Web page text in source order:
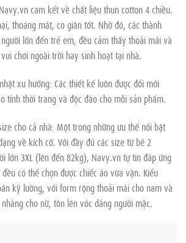
cam kết về chất liệu thun cotton 4 chiều.
thoáng mát, co giãn tốt. Nhờ đó, các thành
lớn đến trẻ em, đều cảm thấy thoải mái và
chơi ngoài trời hay sinh hoạt tại nhà.
xu hướng: Các thiết kế luôn được đổi mới
tính thời trang và độc đáo cho mỗi sản phẩm.
cho cả nhà: Một trong những ưu thế nổi bật
về kích cỡ. Với đầy đủ các size từ bé 2
lớn 3XL (lên đến 82kg), Navy.vn tự tin đáp ứng
có thể chọn được chiếc áo vừa vặn. Kiểu
kỹ lưỡng, với form rộng thoải mái cho nam và
cho nữ, tôn lên vóc dáng người mặc.